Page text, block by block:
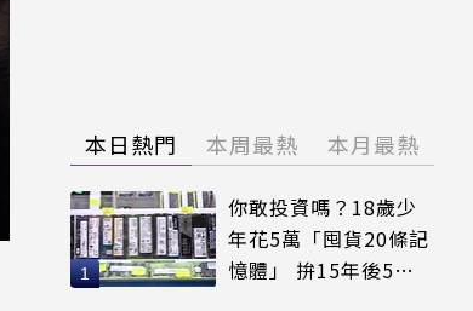
本日熱門 本周最熱 本月最熱
你敢投資嗎？18歲少
年花5萬「囤貨20條記
憶體」 拚15年後5倍